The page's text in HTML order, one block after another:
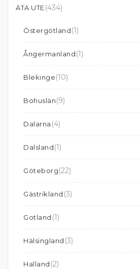
ÄTA UTE(434)
Östergötland(1)
Ångermanland(1)
Blekinge(10)
Bohuslän(9)
Dalarna (4)
Dalsland(1)
Göteborg(22)
Gästrikland (3)
Gotland (1)
Hälsingland (3)
Halland (2)